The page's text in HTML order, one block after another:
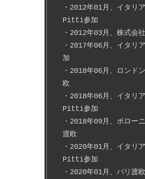
・2012年01月、イタリ
Pitti参加
・2012年03月、株式会
・2017年06月、イタリ
加
・2018年06月、ロンド
欧
・2018年06月、イタリ
Pitti参加
・2018年09月、ボロー
渡欧
・2020年01月、イタリ
Pitti参加
・2020年01月、パリ渡欧